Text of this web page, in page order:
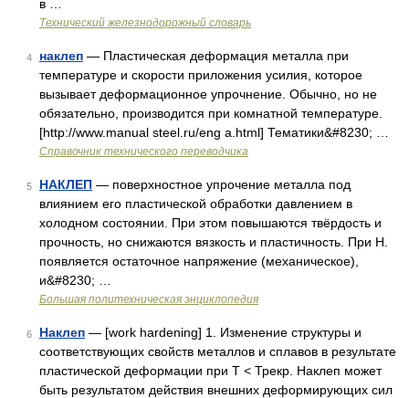
в …
Технический железнодорожный словарь
4 наклеп — Пластическая деформация металла при
температуре и скорости приложения усилия, которое
вызывает деформационное упрочнение. Обычно, но не
обязательно, производится при комнатной температуре.
[http://www.manual steel.ru/eng a.html] Тематики&#8230; …
Справочник технического переводчика
5 НАКЛЕП — поверхностное упрочение металла под
влиянием его пластической обработки давлением в
холодном состоянии. При этом повышаются твёрдость и
прочность, но снижаются вязкость и пластичность. При Н.
появляется остаточное напряжение (механическое),
и&#8230; …
Большая политехническая энциклопедия
6 Наклеп — [work hardening] 1. Изменение структуры и
соответствующих свойств металлов и сплавов в результате
пластической деформации при Т < Трекр. Наклеп может
быть результатом действия внешних деформирующих сил